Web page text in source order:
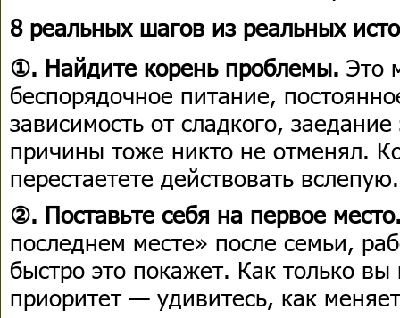
8 реальных шагов из реальных
①. Найдите корень проблемы. Это
беспорядочное питание,
зависимость от сладкого,
причины тоже никто не отменял.
перестаетете действовать вслепую.
②. Поставьте себя на первое
последнем месте» после семьи,
быстро это покажет. Как только
приоритет — удивитесь, как